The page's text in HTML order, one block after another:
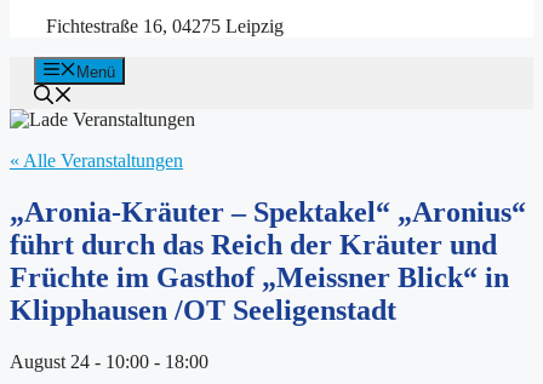
Fichtestraße 16, 04275 Leipzig
Menü
« Alle Veranstaltungen
„Aronia-Kräuter – Spektakel“ „Aronius“
führt durch das Reich der Kräuter und
Früchte im Gasthof „Meissner Blick“ in
Klipphausen /OT Seeligenstadt
August 24 - 10:00 - 18:00